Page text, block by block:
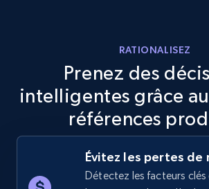
RATIONALISEZ
Prenez des
intelligentes grâce
références
Évitez les pertes de
Détectez les facteurs